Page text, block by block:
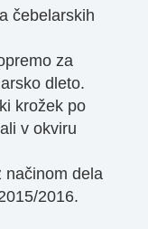
čebelarskih
za
dleto.
krožek po
v okviru
načinom dela
2016.